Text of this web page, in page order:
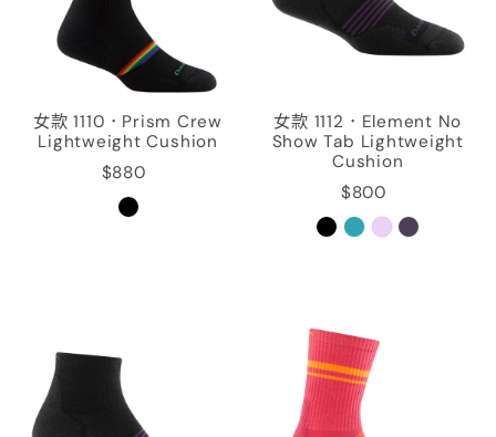
女款 1110．Prism Crew
Lightweight Cushion
$880
女款 1112．Element No
Show Tab Lightweight
Cushion
$800